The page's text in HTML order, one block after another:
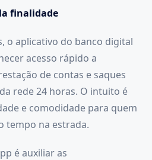
finalidade
o aplicativo do banco digital
acesso rápido a
de contas e saques
rede 24 horas. O intuito é
e comodidade para quem
tempo na estrada.
é auxiliar as